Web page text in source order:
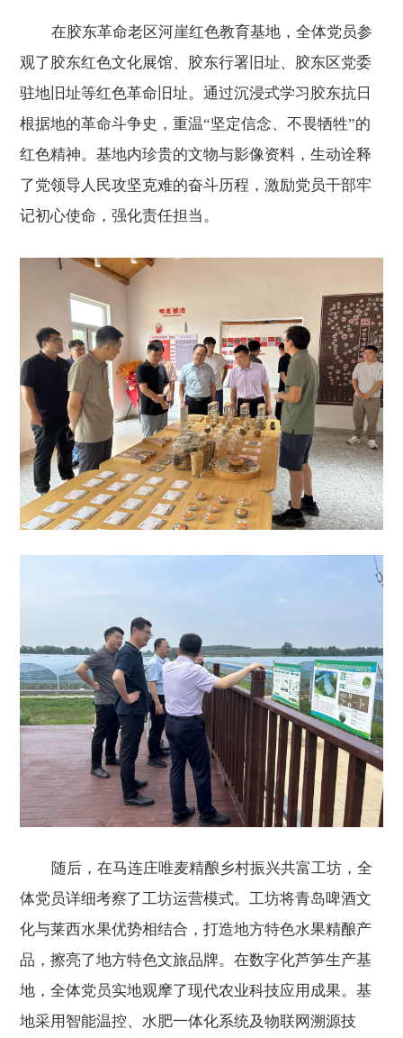
在胶东革命老区河崖红色教育基地，全体党员参
观了胶东红色文化展馆、胶东行署旧址、胶东区党委
驻地旧址等红色革命旧址。通过沉浸式学习胶东抗日
根据地的革命斗争史，重温“坚定信念、不畏牺牲”的
红色精神。基地内珍贵的文物与影像资料，生动诠释
了党领导人民攻坚克难的奋斗历程，激励党员干部牢
记初心使命，强化责任担当。
随后，在马连庄唯麦精酿乡村振兴共富工坊， 全
体党员详细考察了工坊运营模式。工坊将青岛啤酒文
化与莱西水果优势相结合，打造地方特色水果精酿产
品，擦亮了地方特色文旅品牌。在数字化芦笋生产基
地，全体党员实地观摩了现代农业科技应用成果。基
地采用智能温控、水肥一体化系统及物联网溯源技